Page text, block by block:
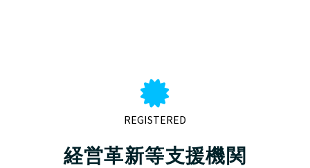


REGISTERED
経営革新等支援機関